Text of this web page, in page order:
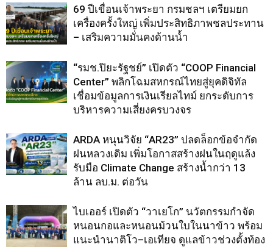
69 ปีเขื่อนเจ้าพระยา กรมชลฯ เตรียมยก
เครื่องครั้งใหญ่ เพิ่มประสิทธิภาพชลประทาน
– เสริมความมั่นคงด้านน้ำ
“รมช.ปิยะรัฐชย์” เปิดตัว “COOP Financial
Center” พลิกโฉมสหกรณ์ไทยสู่ยุคดิจิทัล
เชื่อมข้อมูลการเงินเรียลไทม์ ยกระดับการ
บริหารความเสี่ยงครบวงจร
ARDA หนุนวิจัย “AR23” ปลดล็อกข้อจำกัด
ฝนหลวงเดิม เพิ่มโอกาสสร้างฝนในฤดูแล้ง
รับมือ Climate Change สร้างน้ำกว่า 13
ล้าน ลบ.ม. ต่อวัน
ไบเออร์ เปิดตัว “วาเยโก” นวัตกรรมกำจัด
หนอนกอและหนอนม้วนใบในนาข้าว พร้อม
แนะนำนาติโว–เอเทียจ ดูแลข้าวช่วงตั้งท้อง